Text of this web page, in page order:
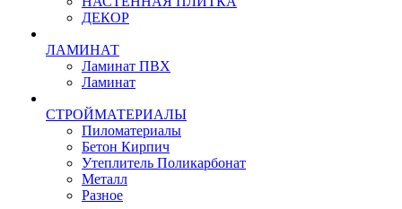
ДЕКОР
ЛАМИНАТ
Ламинат ПВХ
Ламинат
СТРОЙМАТЕРИАЛЫ
Пиломатериалы
Бетон Кирпич
Утеплитель Поликарбонат
Металл
Разное